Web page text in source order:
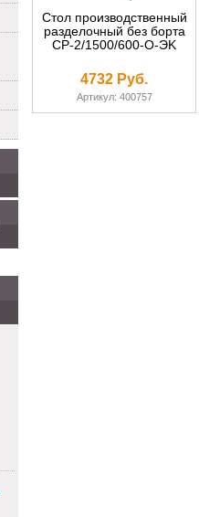
Стол производственный
разделочный без борта
СР-2/1500/600-О-ЭK
4732 Руб.
Артикул: 400757